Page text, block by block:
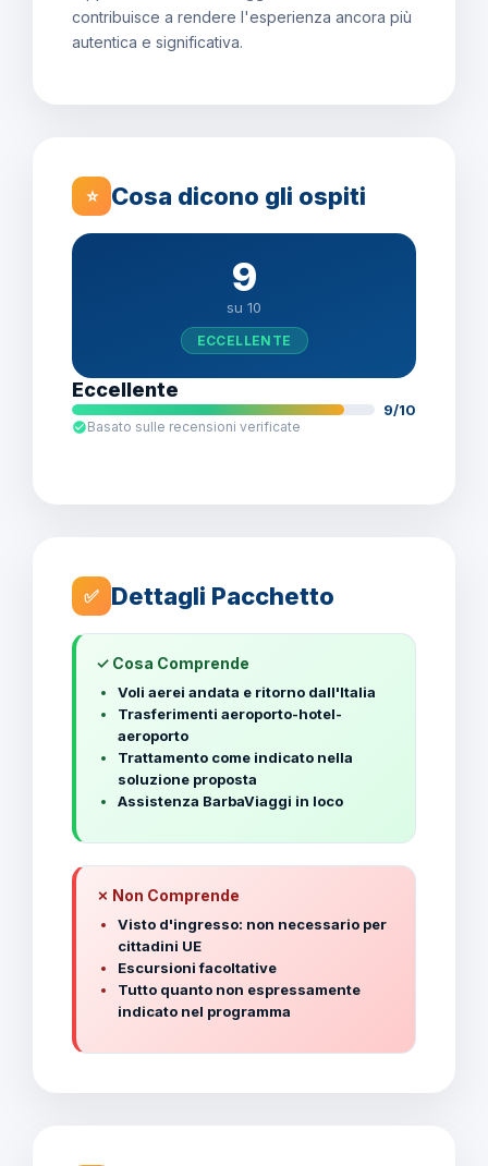
contribuisce a rendere l'esperienza ancora più
autentica e significativa.
⭐ Cosa dicono gli ospiti
9
su 10
ECCELLENTE
Eccellente
9/10
Basato sulle recensioni verificate
✅ Dettagli Pacchetto
✓ Cosa Comprende
Voli aerei andata e ritorno dall'Italia
Trasferimenti aeroporto-hotel-
aeroporto
Trattamento come indicato nella
soluzione proposta
Assistenza BarbaViaggi in loco
✗ Non Comprende
Visto d'ingresso: non necessario per
cittadini UE
Escursioni facoltative
Tutto quanto non espressamente
indicato nel programma